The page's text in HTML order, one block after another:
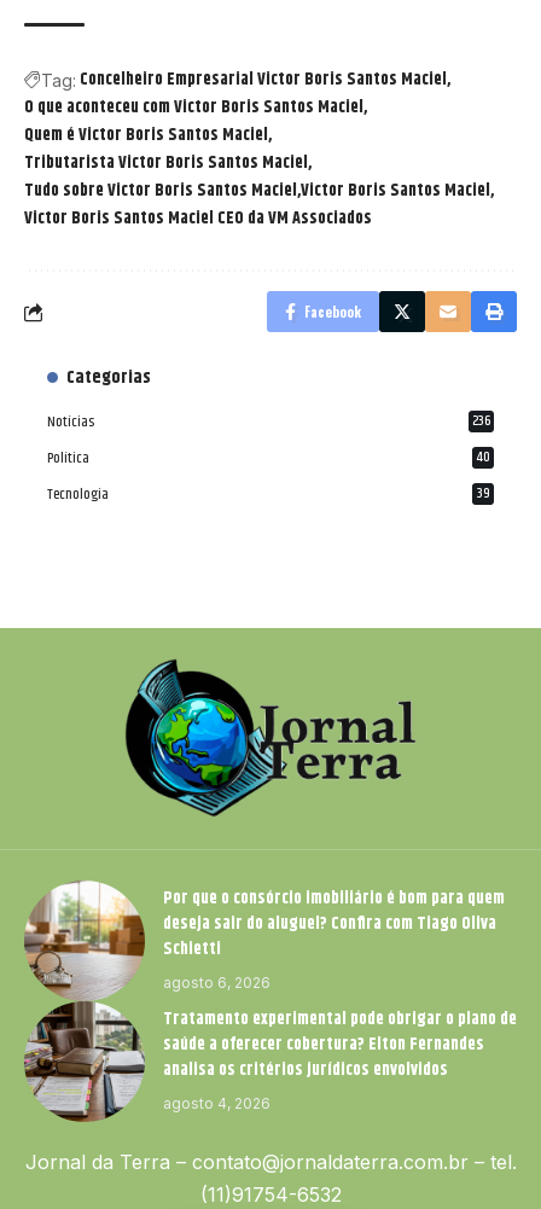
Tag: Concelheiro Empresarial Victor Boris Santos Maciel
O que aconteceu com Victor Boris Santos Maciel
Quem é Victor Boris Santos Maciel
Tributarista Victor Boris Santos Maciel
Tudo sobre Victor Boris Santos MacielVictor Boris Santos Maciel
Victor Boris Santos Maciel CEO da VM Associados
Facebook
Categorias
Notícias 236
Política 40
Tecnologia 39
Por que o consórcio imobiliário é bom para quem
deseja sair do aluguel? Confira com Tiago Oliva
Schietti
agosto 6, 2026
Tratamento experimental pode obrigar o plano de
saúde a oferecer cobertura? Elton Fernandes
analisa os critérios jurídicos envolvidos
agosto 4, 2026
Jornal da Terra – contato@jornaldaterra.com.br – tel.
(11)91754-6532